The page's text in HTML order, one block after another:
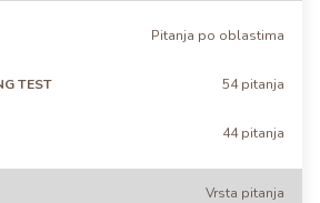
Pitanja po oblastima
54 pitanja
44 pitanja
Vrsta pitanja